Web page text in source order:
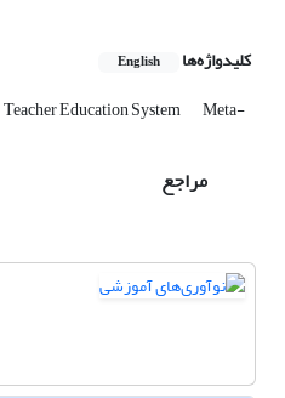
کلیدواژه‌ها English
Teacher Education System Meta-
مراجع